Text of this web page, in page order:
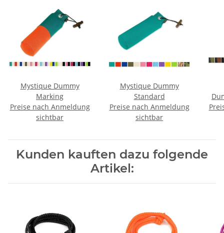
Mystique Dummy
Marking
Preise nach Anmeldung
sichtbar
Mystique Dummy
Standard
Preise nach Anmeldung
sichtbar
Kunden kauften dazu folgende
Artikel: